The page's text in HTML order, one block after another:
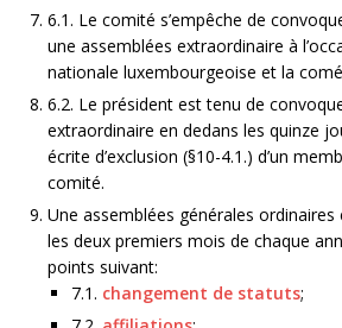
6.1. Le comité s’empêche de
une assemblées extraordinaire à
nationale luxembourgeoise et la
6.2. Le président est tenu de
extraordinaire en dedans les quinze
écrite d’exclusion (§10-4.1.) d’un
comité.
Une assemblées générales
les deux premiers mois de chaque
points suivant:
7.1. changement de statuts;